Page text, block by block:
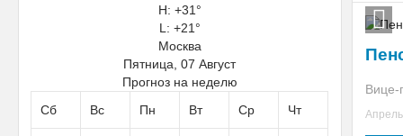
H: +31°
L: +21°
Москва
Пятница, 07 Август
Прогноз на неделю
Сб
Вс Пн Вт Ср Чт